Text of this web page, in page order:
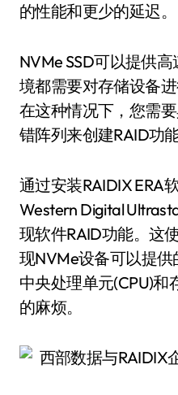
的性能和更少的延迟。
NVMe SSD可以提供
境都需要对存储设备
在这种情况下，您需
错阵列来创建RAID功能
通过安装RAIDIX ERA
Western Digital
现软件RAID功能。这
现NVMe设备可以提
中央处理单元(CPU)
的麻烦。